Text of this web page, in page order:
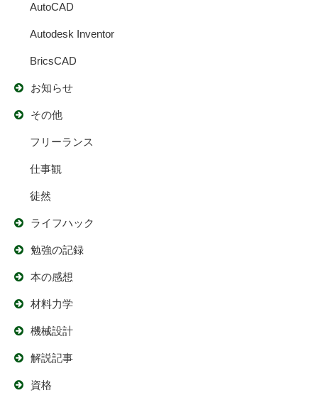
AutoCAD
Autodesk Inventor
BricsCAD
お知らせ
その他
フリーランス
仕事観
徒然
ライフハック
勉強の記録
本の感想
材料力学
機械設計
解説記事
資格